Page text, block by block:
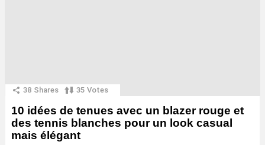
38 Shares 35 Votes
10 idées de tenues avec un blazer rouge et
des tennis blanches pour un look casual
mais élégant